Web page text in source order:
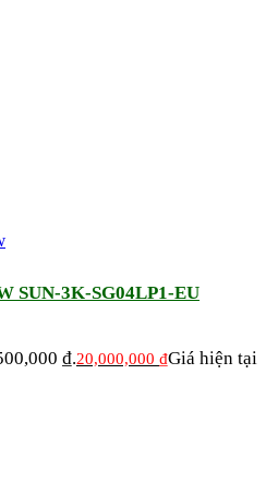
SUN-3K-SG04LP1-EU
₫.20,000,000 ₫Giá hiện tại